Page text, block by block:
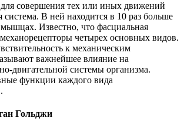
совершения тех или иных движений
система. В ней находится в 10 раз больше
Известно, что фасциальная
четырех основных видов.
к механическим
важнейшее влияние на
двигательной системы организма.
функции каждого вида
Гольджи